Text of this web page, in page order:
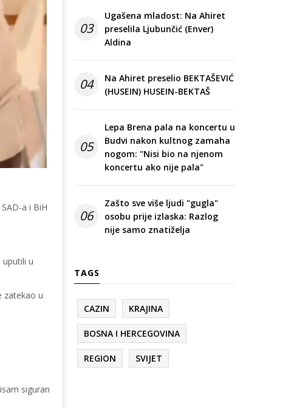
a i BiH
u
zatekao u
siguran
03
Ugašena mladost: Na Ahiret
preselila Ljubunčić (Enver)
Aldina
04
Na Ahiret preselio BEKTAŠEVIĆ
(HUSEIN) HUSEIN-BEKTAŠ
05
Lepa Brena pala na koncertu u
Budvi nakon kultnog zamaha
nogom: "Nisi bio na njenom
koncertu ako nije pala"
06
Zašto sve više ljudi "gugla"
osobu prije izlaska: Razlog
nije samo znatiželja
TAGS
CAZIN KRAJINA
BOSNA I HERCEGOVINA
REGION SVIJET